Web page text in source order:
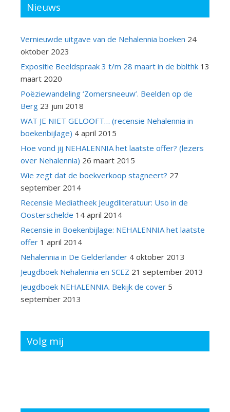
Nieuws
Vernieuwde uitgave van de Nehalennia boeken 24
oktober 2023
Expositie Beeldspraak 3 t/m 28 maart in de bblthk 13
maart 2020
Poëziewandeling ‘Zomersneeuw’. Beelden op de
Berg 23 juni 2018
WAT JE NIET GELOOFT… (recensie Nehalennia in
boekenbijlage) 4 april 2015
Hoe vond jij NEHALENNIA het laatste offer? (lezers
over Nehalennia) 26 maart 2015
Wie zegt dat de boekverkoop stagneert? 27
september 2014
Recensie Mediatheek Jeugdliteratuur: Uso in de
Oosterschelde 14 april 2014
Recensie in Boekenbijlage: NEHALENNIA het laatste
offer 1 april 2014
Nehalennia in De Gelderlander 4 oktober 2013
Jeugdboek Nehalennia en SCEZ 21 september 2013
Jeugdboek NEHALENNIA. Bekijk de cover 5
september 2013
Volg mij